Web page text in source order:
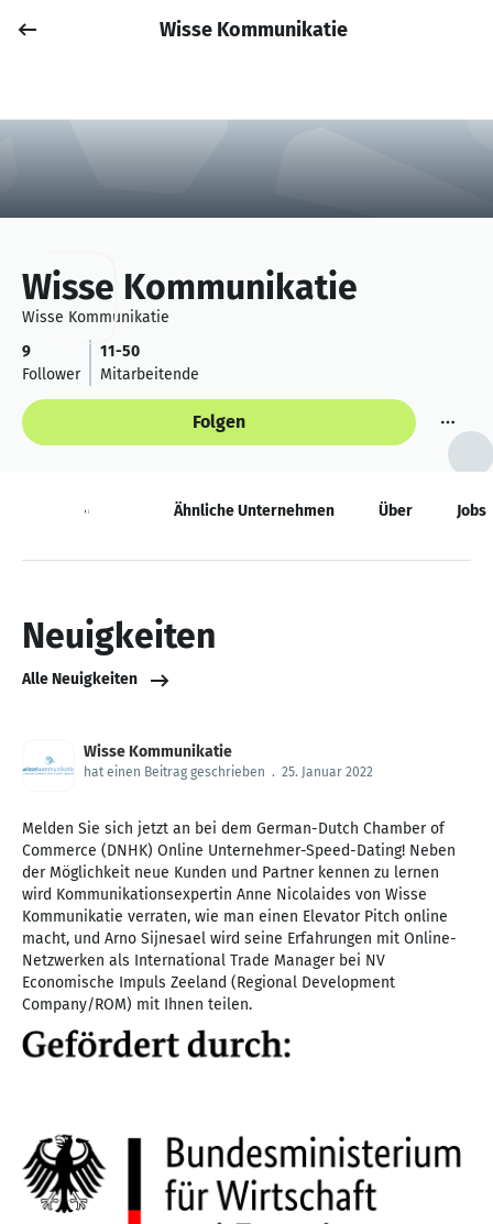
Anmelden
Wisse Kommunikatie
Wisse Kommunikatie
Wisse Kommunikatie
9
Follower
11-50
Mitarbeitende
Folgen
Neuigkeiten Ähnliche Unternehmen Über Jobs
Neuigkeiten
Alle Neuigkeiten
Wisse Kommunikatie
hat einen Beitrag geschrieben . 25. Januar 2022
Melden Sie sich jetzt an bei dem German-Dutch Chamber of
Commerce (DNHK) Online Unternehmer-Speed-Dating! Neben
der Möglichkeit neue Kunden und Partner kennen zu lernen
wird Kommunikationsexpertin Anne Nicolaides von Wisse
Kommunikatie verraten, wie man einen Elevator Pitch online
macht, und Arno Sijnesael wird seine Erfahrungen mit Online-
Netzwerken als International Trade Manager bei NV
Economische Impuls Zeeland (Regional Development
Company/ROM) mit Ihnen teilen.